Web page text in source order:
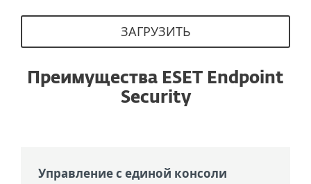
ЗАГРУЗИТЬ
Преимущества ESET Endpoint
Security
Управление с единой консоли